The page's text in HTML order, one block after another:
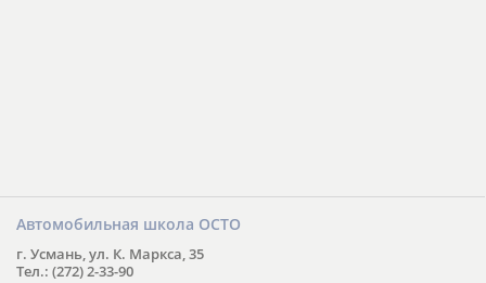
Автомобильная школа ОСТО
г. Усмань, ул. К. Маркса, 35
Тел.: (272) 2-33-90